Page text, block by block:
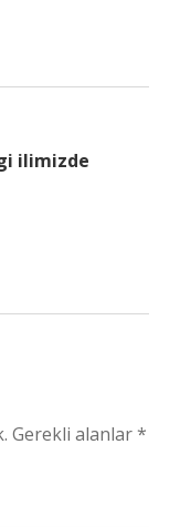
ilimizde
Gerekli alanlar*